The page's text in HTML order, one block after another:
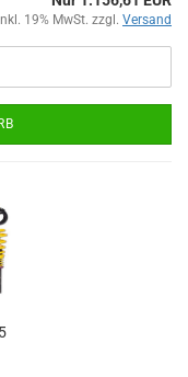
19% MwSt. zzgl. Versand